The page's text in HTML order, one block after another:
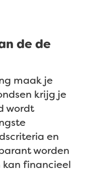
de de
maak je
krijg je
wordt
en
worden
financieel